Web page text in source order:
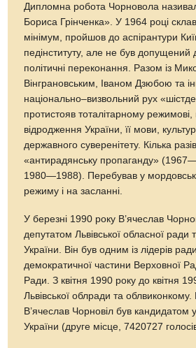
Дипломна робота Чорновола
Бориса Грінченка». У 1964 роцi
мінімум, пройшов до аспірантури
педінституту, але не був допущений
політичні переконання. Разом із
Вінграновським, Іваном Дзюбою та
національно–визвольний рух
протистояв тоталітарному режимові,
відродження України, її мови,
державного суверенітету. Кілька
«антирадянську пропаганду»
1980—1988). Перебував у
режиму і на засланні.
У березні 1990 року В’ячеслав
депутатом Львівської обласної ради
України. Він був одним із лідерів
демократичної частини Верховної
Ради. З квітня 1990 року до квітня
Львівської облради та
В’ячеслав Чорновіл був кандидатом
України (друге місце, 7420727